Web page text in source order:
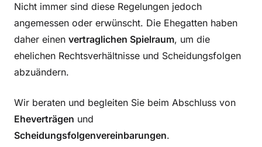
Nicht immer sind diese Regelungen jedoch
angemessen oder erwünscht. Die Ehegatten haben
daher einen vertraglichen Spielraum, um die
ehelichen Rechtsverhältnisse und Scheidungsfolgen
abzuändern.
Wir beraten und begleiten Sie beim Abschluss von
Eheverträgen und
Scheidungsfolgenvereinbarungen.